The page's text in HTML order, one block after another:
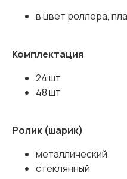
в цвет роллера,
Комплектация
24 шт
48 шт
Ролик (шарик)
металлический
стеклянный